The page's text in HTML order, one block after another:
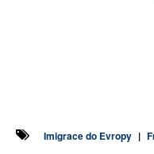
Imigrace do Evropy |